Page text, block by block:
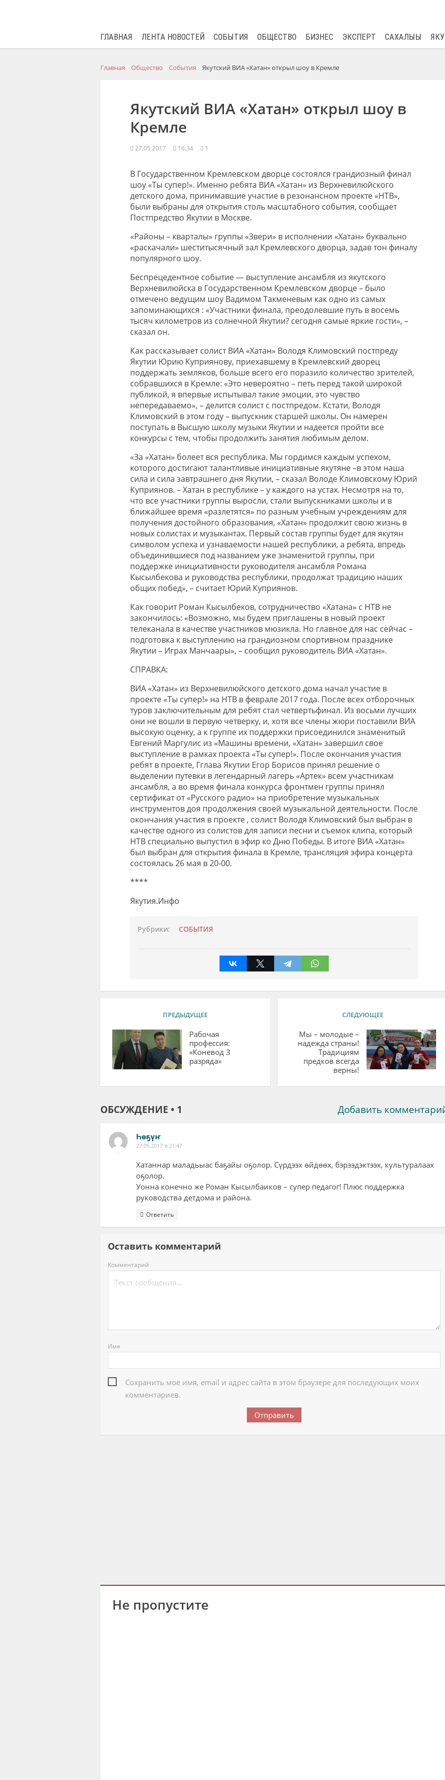
ГЛАВНАЯ ЛЕНТА НОВОСТЕЙ СОБЫТИЯ ОБЩЕСТВО БИЗНЕС ЭКСПЕРТ САХАЛЫЫ
Главная Общество События Якутский ВИА «Хатан» открыл шоу в Кремле
Якутский ВИА «Хатан» открыл шоу в
Кремле
27.05.2017 16:34 1
В Государственном Кремлевском дворце состоялся грандиозный финал
шоу «Ты супер!». Именно ребята ВИА «Хатан» из Верхневилюйского
детского дома, принимавшие участие в резонансном проекте «НТВ»,
были выбраны для открытия столь масштабного события, сообщает
Постпредство Якутии в Москве.
«Районы – кварталы» группы «Звери» в исполнении «Хатан» буквально
«раскачали» шеститысячный зал Кремлевского дворца, задав тон финалу
популярного шоу.
Беспрецедентное событие — выступление ансамбля из якутского
Верхневилюйска в Государственном Кремлевском дворце – было
отмечено ведущим шоу Вадимом Такменевым как одно из самых
запоминающихся : «Участники финала, преодолевшие путь в восемь
тысяч километров из солнечной Якутии? сегодня самые яркие гости», –
сказал он.
Как рассказывает солист ВИА «Хатан» Володя Климовский постпреду
Якутии Юрию Куприянову, приехавшему в Кремлевский дворец
поддержать земляков, больше всего его поразило количество зрителей,
собравшихся в Кремле: «Это невероятно – петь перед такой широкой
публикой, я впервые испытывал такие эмоции, это чувство
непередаваемо», – делится солист с постпредом. Кстати, Володя
Климовский в этом году – выпускник старшей школы. Он намерен
поступать в Высшую школу музыки Якутии и надеется пройти все
конкурсы с тем, чтобы продолжить занятия любимым делом.
«За «Хатан» болеет вся республика. Мы гордимся каждым успехом,
которого достигают талантливые инициативные якутяне –в этом наша
сила и сила завтрашнего дня Якутии, – сказал Володе Климовскому Юрий
Куприянов. – Хатан в республике – у каждого на устах. Несмотря на то,
что все участники группы выросли, стали выпускниками школы и в
ближайшее время «разлетятся» по разным учебным учреждениям для
получения достойного образования, «Хатан» продолжит свою жизнь в
новых солистах и музыкантах. Первый состав группы будет для якутян
символом успеха и узнаваемости нашей республики, а ребята, впредь
объединившиеся под названием уже знаменитой группы, при
поддержке инициативности руководителя ансамбля Романа
Кысылбекова и руководства республики, продолжат традицию наших
общих побед», – считает Юрий Куприянов.
Как говорит Роман Кысылбеков, сотрудничество «Хатана» с НТВ не
закончилось: «Возможно, мы будем приглашены в новый проект
телеканала в качестве участников мюзикла. Но главное для нас сейчас –
подготовка к выступлению на грандиозном спортивном празднике
Якутии – Играх Манчаары», – сообщил руководитель ВИА «Хатан».
СПРАВКА:
ВИА «Хатан» из Верхневилюйского детского дома начал участие в
проекте «Ты супер!» на НТВ в феврале 2017 года. После всех отборочных
туров заключительным для ребят стал четвертьфинал. Из восьми лучших
они не вошли в первую четверку, и, хотя все члены жюри поставили ВИА
высокую оценку, а к группе их поддержки присоединился знаменитый
Евгений Маргулис из «Машины времени, «Хатан» завершил свое
выступление в рамках проекта «Ты супер!». После окончания участия
ребят в проекте, Гглава Якутии Егор Борисов принял решение о
выделении путевки в легендарный лагерь «Артек» всем участникам
ансамбля, а во время финала конкурса фронтмен группы принял
сертификат от «Русского радио» на приобретение музыкальных
инструментов доя продолжения своей музыкальной деятельности. После
окончания участия в проекте , солист Володя Климовский был выбран в
качестве одного из солистов для записи песни и съемок клипа, который
НТВ специально выпустил в эфир ко Дню Победы. В итоге ВИА «Хатан»
был выбран для открытия финала в Кремле, трансляция эфира концерта
состоялась 26 мая в 20-00.
****
Якутия.Инфо
Рубрики: СОБЫТИЯ
ПРЕДЫДУЩЕЕ
Рабочая
профессия:
«Коневод 3
разряда»
СЛЕДУЮЩЕЕ
Мы – молодые –
надежда страны!
Традициям
предков всегда
верны!
ОБСУЖДЕНИЕ • 1 Добавить
Һөҕүҥ
27.05.2017 в 21:47
Хатаннар маладьыас баҕайы оҕолор. Сүрдээх өйдөөх, бэрээдэктээх, культуралаах
оҕолор.
Уонна конечно же Роман Кысылбаиков – супер педагог! Плюс поддержка
руководства детдома и района.
Ответить
Оставить комментарий
Комментарий
Имя
Сохранить моё имя, email и адрес сайта в этом браузере для последующих моих
комментариев.
Не пропустите